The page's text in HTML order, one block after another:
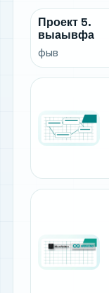
Проект 5.
выаывфа
фыв